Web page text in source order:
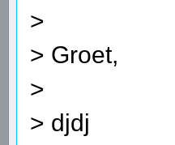
>
> Groet,
>
> djdj